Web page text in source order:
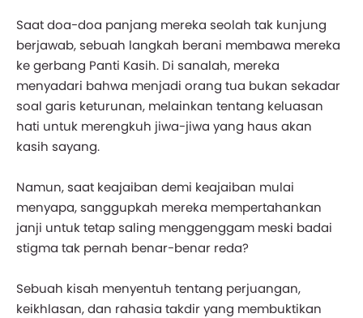
Saat doa-doa panjang mereka seolah tak kunjung
berjawab, sebuah langkah berani membawa mereka
ke gerbang Panti Kasih. Di sanalah, mereka
menyadari bahwa menjadi orang tua bukan sekadar
soal garis keturunan, melainkan tentang keluasan
hati untuk merengkuh jiwa-jiwa yang haus akan
kasih sayang.
Namun, saat keajaiban demi keajaiban mulai
menyapa, sanggupkah mereka mempertahankan
janji untuk tetap saling menggenggam meski badai
stigma tak pernah benar-benar reda?
Sebuah kisah menyentuh tentang perjuangan,
keikhlasan, dan rahasia takdir yang membuktikan